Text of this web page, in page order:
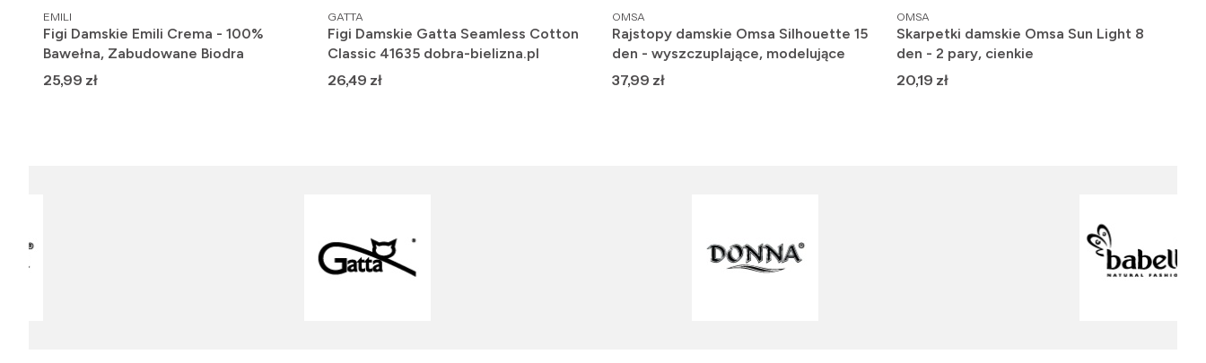
PRODUCENT
EMILI
Figi Damskie Emili Crema - 100%
Bawełna, Zabudowane Biodra
Cena
25,99 zł
PRODUCENT
GATTA
Figi Damskie Gatta Seamless Cotton
Classic 41635 dobra-bielizna.pl
Cena
26,49 zł
PRODUCENT
OMSA
Rajstopy damskie Omsa Silhouette 15
den - wyszczuplające, modelujące
Cena
37,99 zł
PRODUCENT
OMSA
Skarpetki damskie Omsa Sun Light 8
den - 2 pary, cienkie
Cena
20,19 zł